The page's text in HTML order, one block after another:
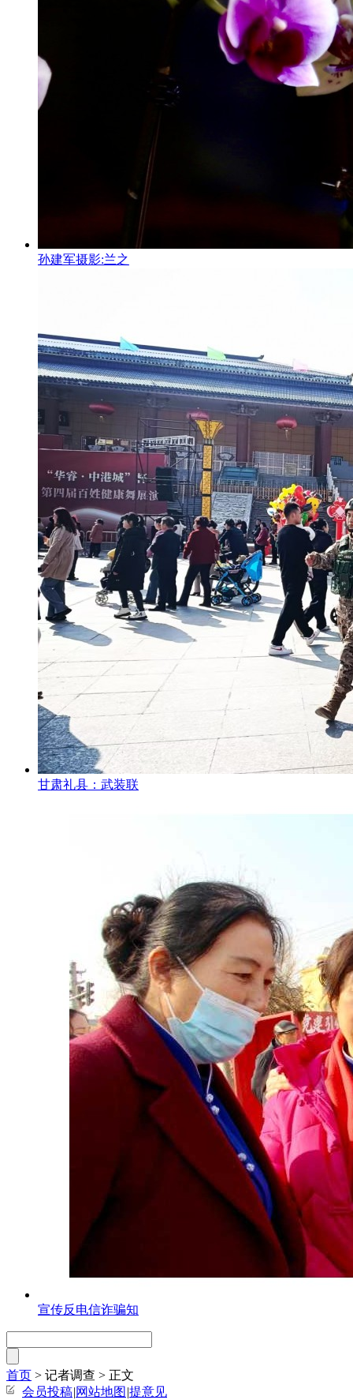
孙建军摄影:兰之
甘肃礼县：武装联
宣传反电信诈骗知
首页 > 记者调查 > 正文
会员投稿|网站地图 |提意见